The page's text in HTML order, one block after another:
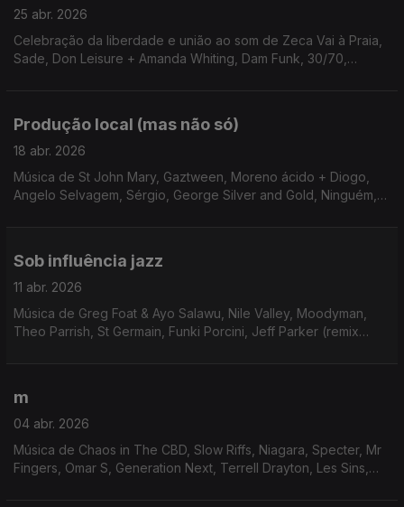
25 abr. 2026
Celebração da liberdade e união ao som de Zeca Vai à Praia,
Sade, Don Leisure + Amanda Whiting, Dam Funk, 30/70,
Produção local (mas não só)
18 abr. 2026
Música de St John Mary, Gaztween, Moreno ácido + Diogo,
Angelo Selvagem, Sérgio, George Silver and Gold, Ninguém,
Sob influência jazz
11 abr. 2026
Música de Greg Foat & Ayo Salawu, Nile Valley, Moodyman,
Theo Parrish, St Germain, Funki Porcini, Jeff Parker (remix
m
04 abr. 2026
Música de Chaos in The CBD, Slow Riffs, Niagara, Specter, Mr
Fingers, Omar S, Generation Next, Terrell Drayton, Les Sins,